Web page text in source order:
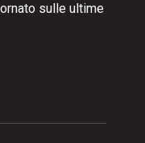
sulle ultime